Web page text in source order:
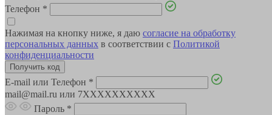
Телефон *
Нажимая на кнопку ниже, я даю согласие на обработку
персональных данных в соответствии с Политикой
конфиденциальности
E-mail или Телефон *
mail@mail.ru или 7XXXXXXXXXX
Пароль *